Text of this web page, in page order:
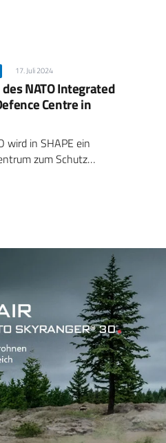
17. Juli 2024
NATO Integrated
Centre in
wird in SHAPE ein
zum Schutz…